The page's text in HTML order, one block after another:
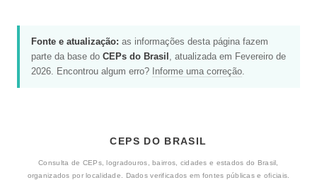
Fonte e atualização: as informações desta página fazem
parte da base do CEPs do Brasil , atualizada em Fevereiro de
2026. Encontrou algum erro? Informe uma correção.
CEPS DO BRASIL
Consulta de CEPs, logradouros, bairros, cidades e estados do Brasil,
organizados por localidade. Dados verificados em fontes públicas e oficiais.